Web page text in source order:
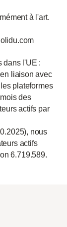
à l'art.
dans l'UE :
liaison avec
plateformes
des
actifs par
nous
actifs
6.719.589.